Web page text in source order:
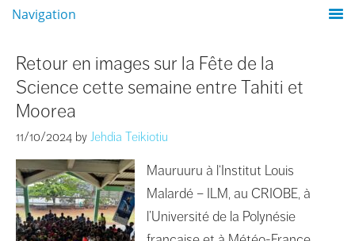
Navigation
Retour en images sur la Fête de la
Science cette semaine entre Tahiti et
Moorea
11/10/2024 by Jehdia Teikiotiu
Mauruuru à l‘Institut Louis
Malardé – ILM, au CRIOBE, à
l’Université de la Polynésie